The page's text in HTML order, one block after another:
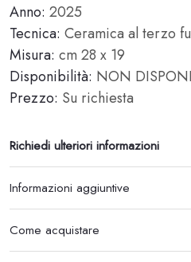
Anno: 2025
Tecnica: Ceramica al terzo
Misura: cm 28 x 19
Disponibilità: NON
Prezzo: Su richiesta
Richiedi ulteriori informazioni
Informazioni aggiuntive
Come acquistare